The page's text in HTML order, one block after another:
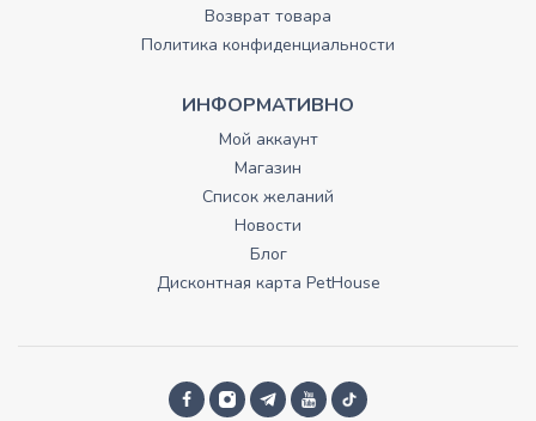
Возврат товара
Политика конфиденциальности
ИНФОРМАТИВНО
Мой аккаунт
Магазин
Список желаний
Новости
Блог
Дисконтная карта PetHouse